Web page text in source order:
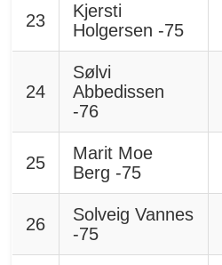
23
Kjersti
Holgersen -75
24
Sølvi
Abbedissen
-76
25
Marit Moe
Berg -75
26
Solveig Vannes
-75